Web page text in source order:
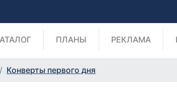
ПЛАНЫ РЕКЛАМА
Конверты первого дня